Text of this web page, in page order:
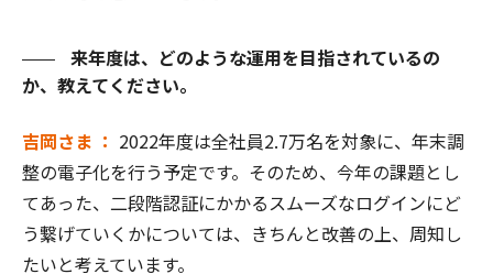
来年度は、どのような運用を目指されているの
か、教えてください。
吉岡さま ： 2022年度は全社員2.7万名を対象に、年末調
整の電子化を行う予定です。そのため、今年の課題とし
てあった、二段階認証にかかるスムーズなログインにど
う繋げていくかについては、きちんと改善の上、周知し
たいと考えています。